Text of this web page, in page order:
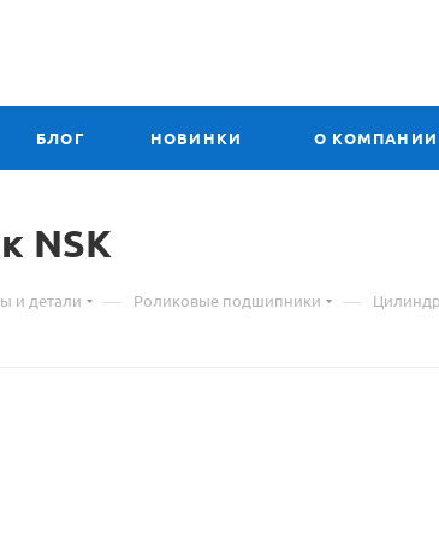
БЛОГ НОВИНКИ О КОМПАНИИ
Материал
о
NSK
и детали — Роликовые подшипники —